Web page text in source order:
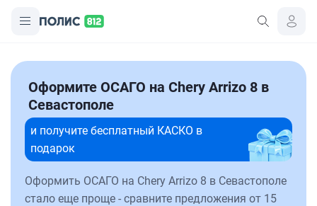
Оформите ОСАГО на Chery Arrizo 8 в
Севастополе
и получите бесплатный КАСКО в
подарок
Оформить ОСАГО на Chery Arrizo 8 в Севастополе
стало еще проще - сравните предложения от 15